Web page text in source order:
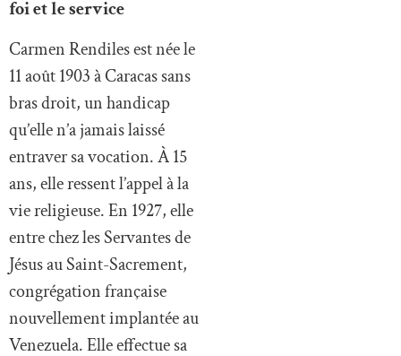
foi et le service
Carmen Rendiles est née le
11 août 1903 à Caracas sans
bras droit, un handicap
qu’elle n’a jamais laissé
entraver sa vocation. À 15
ans, elle ressent l’appel à la
vie religieuse. En 1927, elle
entre chez les Servantes de
Jésus au Saint-Sacrement,
congrégation française
nouvellement implantée au
Venezuela. Elle effectue sa